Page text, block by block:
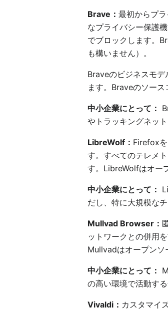
Brave：最初からプ
なプライバシー保護
でブロックします。
も構いません）。
Braveのビジネスモ
ます。Braveのソース
中小企業にとって：
やトラッキングネッ
LibreWolf： Firefox
す。すべてのテレメ
す。LibreWolfはオー
中小企業にとって：
だし、特に大規模な
Mullvad Browser：
ットワークとの併用
Mullvadはオープンソ
中小企業にとって：
の高い環境で活動す
Vivaldi： カスタマイ